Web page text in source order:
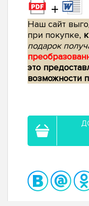
+
Наш сайт
при покупке,
подарок
это
возможности